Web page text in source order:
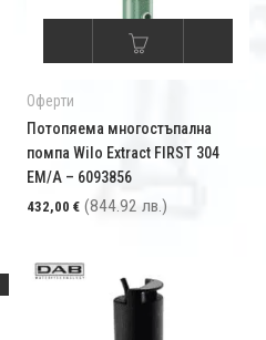
Оферти
Потопяема многостъпална
помпа Wilo Extract FIRST 304
EM/A – 6093856
432,00€ (844.92 лв.)